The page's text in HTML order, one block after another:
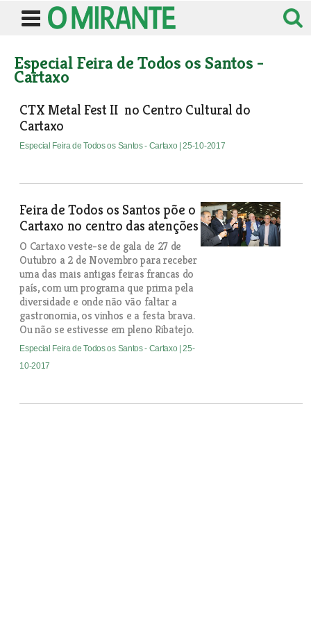
Especial Feira de Todos os Santos -
Cartaxo
CTX Metal Fest II no Centro Cultural do
Cartaxo
Especial Feira de Todos os Santos - Cartaxo | 25-10-2017
Feira de Todos os Santos põe o
Cartaxo no centro das atenções
O Cartaxo veste-se de gala de 27 de
Outubro a 2 de Novembro para receber
uma das mais antigas feiras francas do
país, com um programa que prima pela
diversidade e onde não vão faltar a
gastronomia, os vinhos e a festa brava.
Ou não se estivesse em pleno Ribatejo.
Especial Feira de Todos os Santos - Cartaxo | 25-
10-2017